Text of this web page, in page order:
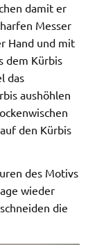
damit er
Messer
Hand und mit
dem Kürbis
das
aushöhlen
den Kürbis
des Motivs
wieder
die